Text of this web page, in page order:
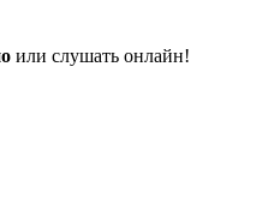
или слушать онлайн!